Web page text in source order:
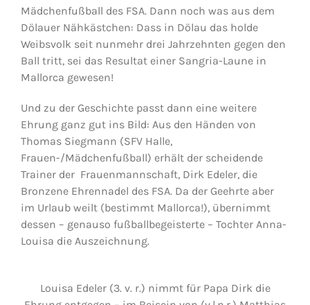
Mädchenfußball des FSA. Dann noch was aus dem
Dölauer Nähkästchen: Dass in Dölau das holde
Weibsvolk seit nunmehr drei Jahrzehnten gegen den
Ball tritt, sei das Resultat einer Sangria-Laune in
Mallorca gewesen!
Und zu der Geschichte passt dann eine weitere
Ehrung ganz gut ins Bild: Aus den Händen von
Thomas Siegmann (SFV Halle,
Frauen-/Mädchenfußball) erhält der scheidende
Trainer der Frauenmannschaft, Dirk Edeler, die
Bronzene Ehrennadel des FSA. Da der Geehrte aber
im Urlaub weilt (bestimmt Mallorca!), übernimmt
dessen – genauso fußballbegeisterte – Tochter Anna-
Louisa die Auszeichnung.
Louisa Edeler (3. v. r.) nimmt für Papa Dirk die